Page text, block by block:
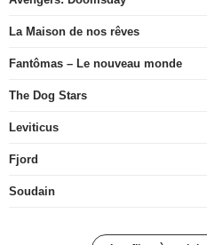
La Maison de nos rêves
Fantômas – Le nouveau monde
The Dog Stars
Leviticus
Fjord
Soudain